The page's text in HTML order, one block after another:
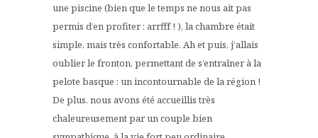
une piscine (bien que le temps ne nous ait pas
permis d’en profiter : arrfff ! ), la chambre était
simple, mais très confortable. Ah et puis, j’allais
oublier le fronton, permettant de s’entraîner à la
pelote basque : un incontournable de la région !
De plus, nous avons été accueillis très
chaleureusement par un couple bien